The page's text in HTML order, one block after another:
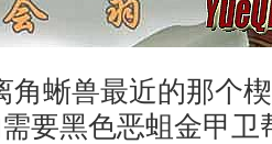
角蜥兽最近的那个
要黑色恶蛆金甲卫